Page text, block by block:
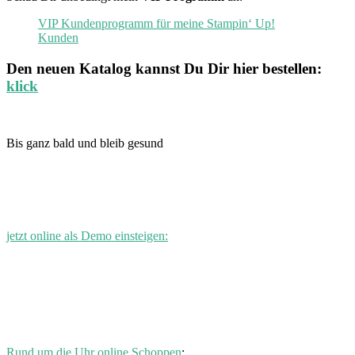
VIP Kundenprogramm für meine Stampin‘ Up!
Kunden
Den neuen Katalog kannst Du Dir hier bestellen:
klick
Bis ganz bald und bleib gesund
jetzt online als Demo einsteigen: